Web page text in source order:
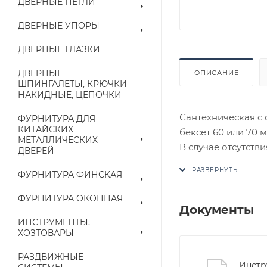
ДВЕРНЫЕ УПОРЫ
ДВЕРНЫЕ ГЛАЗКИ
ДВЕРНЫЕ
ШПИНГАЛЕТЫ, КРЮЧКИ
НАКИДНЫЕ, ЦЕПОЧКИ
ФУРНИТУРА ДЛЯ
КИТАЙСКИХ
МЕТАЛЛИЧЕСКИХ
ДВЕРЕЙ
ФУРНИТУРА ФИНСКАЯ
ФУРНИТУРА ОКОННАЯ
ИНСТРУМЕНТЫ,
ХОЗТОВАРЫ
РАЗДВИЖНЫЕ
ОПИСАНИЕ
Сантехническая
бексет 60 или 70
В случае
приходит письмо
Документы